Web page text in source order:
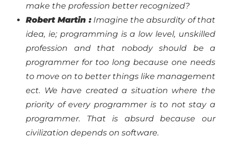
make the profession better recognized?
Robert Martin :Imagine the absurdity of that
idea, ie; programming is a low level, unskilled
profession and that nobody should be a
programmer for too long because one needs
to move on to better things like management
ect. We have created a situation where the
priority of every programmer is to not stay a
programmer. That is absurd because our
civilization depends on software.